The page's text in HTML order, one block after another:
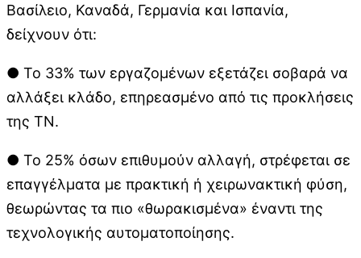
Βασίλειο, Καναδά, Γερμανία και Ισπανία,
δείχνουν ότι:
● Το 33% των εργαζομένων εξετάζει σοβαρά να
αλλάξει κλάδο, επηρεασμένο από τις προκλήσεις
της ΤΝ.
● Το 25% όσων επιθυμούν αλλαγή, στρέφεται σε
επαγγέλματα με πρακτική ή χειρωνακτική φύση,
θεωρώντας τα πιο «θωρακισμένα» έναντι της
τεχνολογικής αυτοματοποίησης.